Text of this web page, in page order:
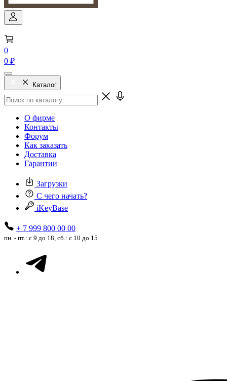
0
0 ₽
Каталог
О фирме
Контакты
Форум
Как заказать
Доставка
Гарантии
Загрузки
С чего начать?
iKeyBase
+ 7 999 800 00 00
пн. - пт.: с 9 до 18, сб.: с 10 до 15